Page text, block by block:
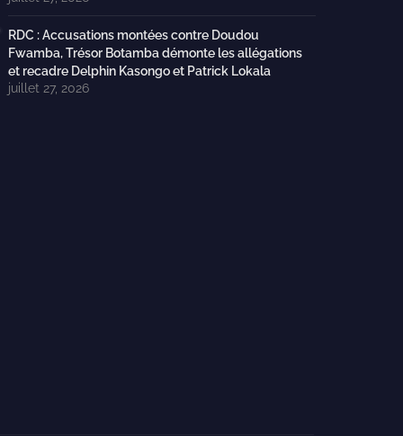
RDC : Accusations montées contre Doudou
Fwamba, Trésor Botamba démonte les allégations
et recadre Delphin Kasongo et Patrick Lokala
juillet 27, 2026